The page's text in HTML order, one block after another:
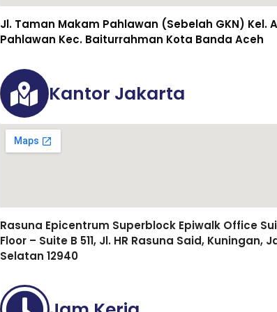
Jl. Taman Makam Pahlawan (Sebelah GKN) Kel.
Pahlawan Kec. Baiturrahman Kota Banda Aceh
Kantor Jakarta
Rasuna Epicentrum Superblock Epiwalk Office
Floor – Suite B 511, Jl. HR Rasuna Said, Kuningan,
Selatan 12940